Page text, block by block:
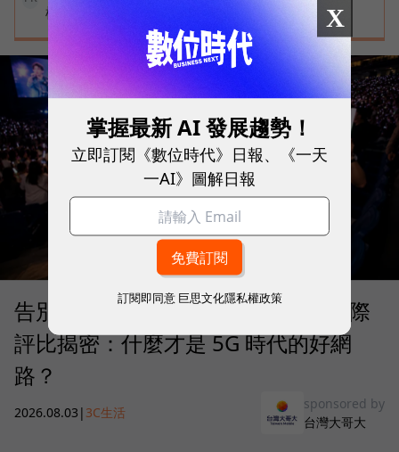
標準
告別「極速迷思」！Opensignal 國際
評比揭密：什麼才是 5G 時代的好網
路？
2026.08.03 | 3C生活
sponsored by
台灣大哥大
X
掌握最新 AI 發展趨勢！
立即訂閱《數位時代》日報、《一天
一AI》圖解日報
訂閱即同意 巨思文化隱私權政策